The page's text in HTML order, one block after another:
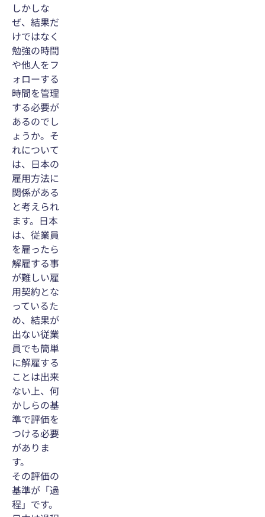
しかしな
ぜ、結果だ
けではなく
勉強の時間
や他人をフ
ォローする
時間を管理
する必要が
あるのでし
ょうか。そ
れについて
は、日本の
雇用方法に
関係がある
と考えられ
ます。日本
は、従業員
を雇ったら
解雇する事
が難しい雇
用契約とな
っているた
め、結果が
出ない従業
員でも簡単
に解雇する
ことは出来
ない上、何
かしらの基
準で評価を
つける必要
がありま
す。
その評価の
基準が「過
程」です。